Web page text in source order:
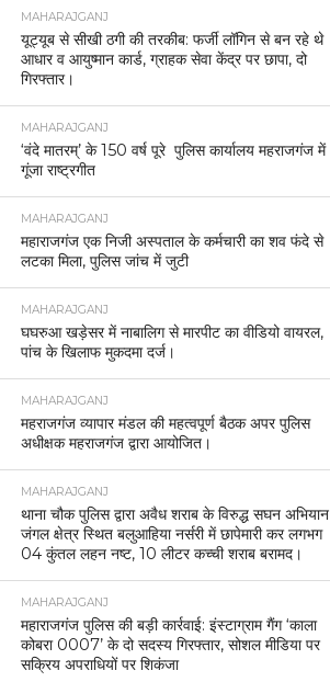
MAHARAJGANJ
यूट्यूब से सीखी ठगी की तरकीब: फर्जी लॉगिन से बन रहे थे
आधार व आयुष्मान कार्ड, ग्राहक सेवा केंद्र पर छापा, दो
गिरफ्तार।
MAHARAJGANJ
‘वंदे मातरम्’ के 150 वर्ष पूरे पुलिस कार्यालय महराजगंज में
गूंजा राष्ट्रगीत
MAHARAJGANJ
महाराजगंज एक निजी अस्पताल के कर्मचारी का शव फंदे से
लटका मिला, पुलिस जांच में जुटी
MAHARAJGANJ
घघरुआ खड़ेसर में नाबालिग से मारपीट का वीडियो वायरल,
पांच के खिलाफ मुकदमा दर्ज।
MAHARAJGANJ
महराजगंज व्यापार मंडल की महत्वपूर्ण बैठक अपर पुलिस
अधीक्षक महराजगंज द्वारा आयोजित।
MAHARAJGANJ
थाना चौक पुलिस द्वारा अवैध शराब के विरुद्ध सघन अभियान
जंगल क्षेत्र स्थित बलुआहिया नर्सरी में छापेमारी कर लगभग
04 कुंतल लहन नष्ट, 10 लीटर कच्ची शराब बरामद।
MAHARAJGANJ
महाराजगंज पुलिस की बड़ी कार्रवाई: इंस्टाग्राम गैंग ‘काला
कोबरा 0007’ के दो सदस्य गिरफ्तार, सोशल मीडिया पर
सक्रिय अपराधियों पर शिकंजा